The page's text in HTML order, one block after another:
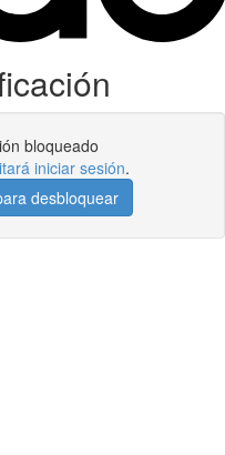
bloqueado
iniciar sesión.
desbloquear